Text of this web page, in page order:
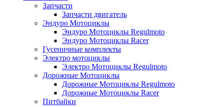
Запчасти
Запчасти двигатель
Эндуро Мотоциклы
Эндуро Мотоциклы Regulmoto
Эндуро Мотоциклы Racer
Гусеничные комплекты
Электро мотоциклы
Электро Мотоциклы Regulmoto
Дорожные Мотоциклы
Дорожные Мотоциклы Regulmoto
Дорожные Мотоциклы Racer
Питбайки